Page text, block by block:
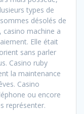
types de
désolés de
casino machine a
Elle était
sans parler
Casino ruby
la maintenance
Casino
ou encore
représenter.